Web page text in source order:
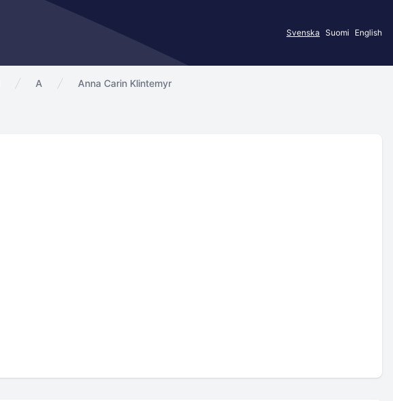
Svenska Suomi English
A Anna Carin Klintemyr